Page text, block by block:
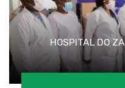
HOSPITAL DO